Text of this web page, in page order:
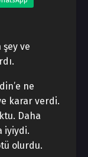
şey ve
ne
karar verdi.
Daha
iyiydi.
olurdu.